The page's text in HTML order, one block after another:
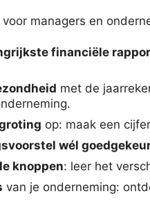
managers en
financiële
met de
op: maak een
wél
knoppen: leer het
van je onderneming: